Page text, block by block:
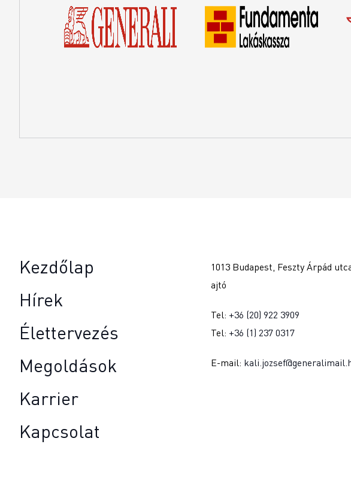
Kezdőlap
Hírek
Élettervezés
Megoldások
Karrier
Kapcsolat
1013 Budapest, Feszty Árpád
ajtó
Tel: +36 (20) 922 3909
Tel: +36 (1) 237 0317
E-mail: